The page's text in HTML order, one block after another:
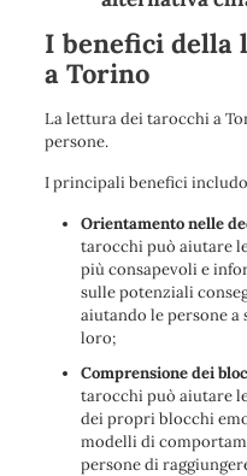
I benefici della
a Torino
La lettura dei tarocchi a
persone.
I principali benefici
Orientamento nelle
tarocchi può aiutare
più consapevoli e
sulle potenziali
aiutando le persone
loro;
Comprensione dei
tarocchi può aiutare
dei propri blocchi
modelli di
persone di